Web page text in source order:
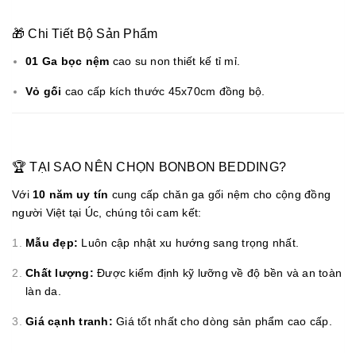
🎁 Chi Tiết Bộ Sản Phẩm
01 Ga bọc nệm cao su non thiết kế tỉ mỉ.
Vỏ gối cao cấp kích thước 45x70cm đồng bộ.
🏆 TẠI SAO NÊN CHỌN BONBON BEDDING?
Với 10 năm uy tín cung cấp chăn ga gối nệm cho cộng đồng
người Việt tại Úc, chúng tôi cam kết:
Mẫu đẹp: Luôn cập nhật xu hướng sang trọng nhất.
Chất lượng: Được kiểm định kỹ lưỡng về độ bền và an toàn
làn da.
Giá cạnh tranh: Giá tốt nhất cho dòng sản phẩm cao cấp.